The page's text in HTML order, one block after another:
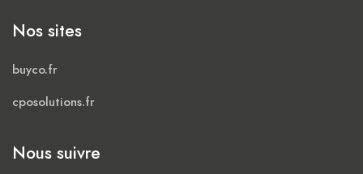
Nos sites
buyco.fr
cposolutions.fr
Nous suivre